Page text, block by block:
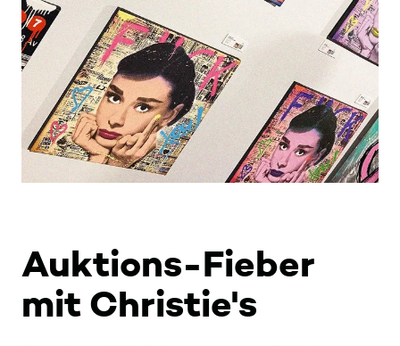
Auktions-Fieber
mit Christie's